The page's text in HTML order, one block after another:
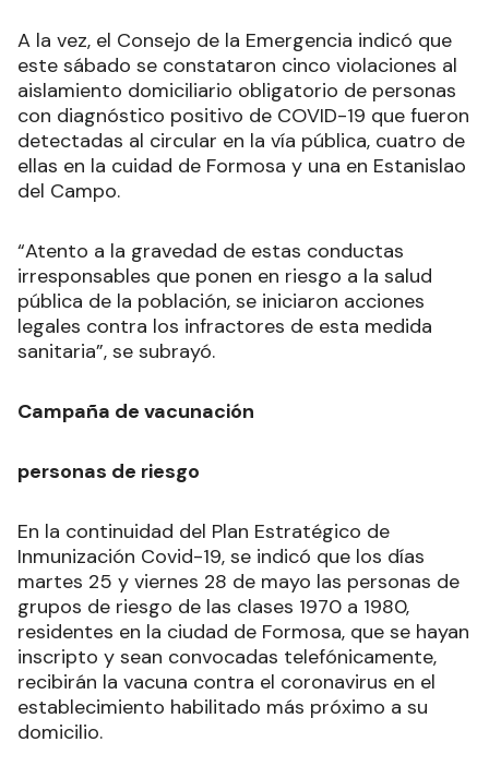
A la vez, el Consejo de la Emergencia indicó que
este sábado se constataron cinco violaciones al
aislamiento domiciliario obligatorio de personas
con diagnóstico positivo de COVID-19 que fueron
detectadas al circular en la vía pública, cuatro de
ellas en la cuidad de Formosa y una en Estanislao
del Campo.
“Atento a la gravedad de estas conductas
irresponsables que ponen en riesgo a la salud
pública de la población, se iniciaron acciones
legales contra los infractores de esta medida
sanitaria”, se subrayó.
Campaña de vacunación
personas de riesgo
En la continuidad del Plan Estratégico de
Inmunización Covid-19, se indicó que los días
martes 25 y viernes 28 de mayo las personas de
grupos de riesgo de las clases 1970 a 1980,
residentes en la ciudad de Formosa, que se hayan
inscripto y sean convocadas telefónicamente,
recibirán la vacuna contra el coronavirus en el
establecimiento habilitado más próximo a su
domicilio.